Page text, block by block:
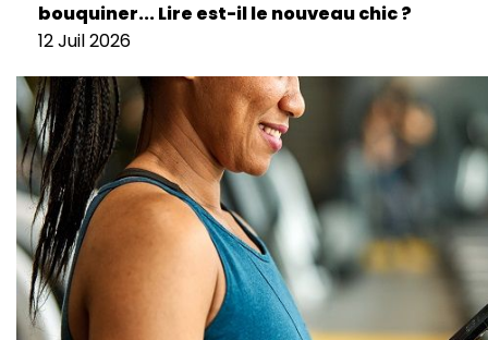
bouquiner... Lire est-il le nouveau chic ?
12 Juil 2026